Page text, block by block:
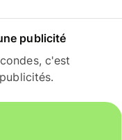
publicité
c'est